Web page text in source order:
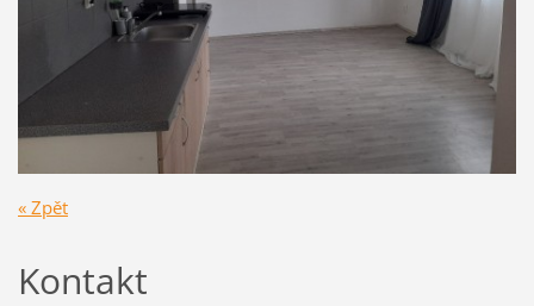
« Zpět
Kontakt